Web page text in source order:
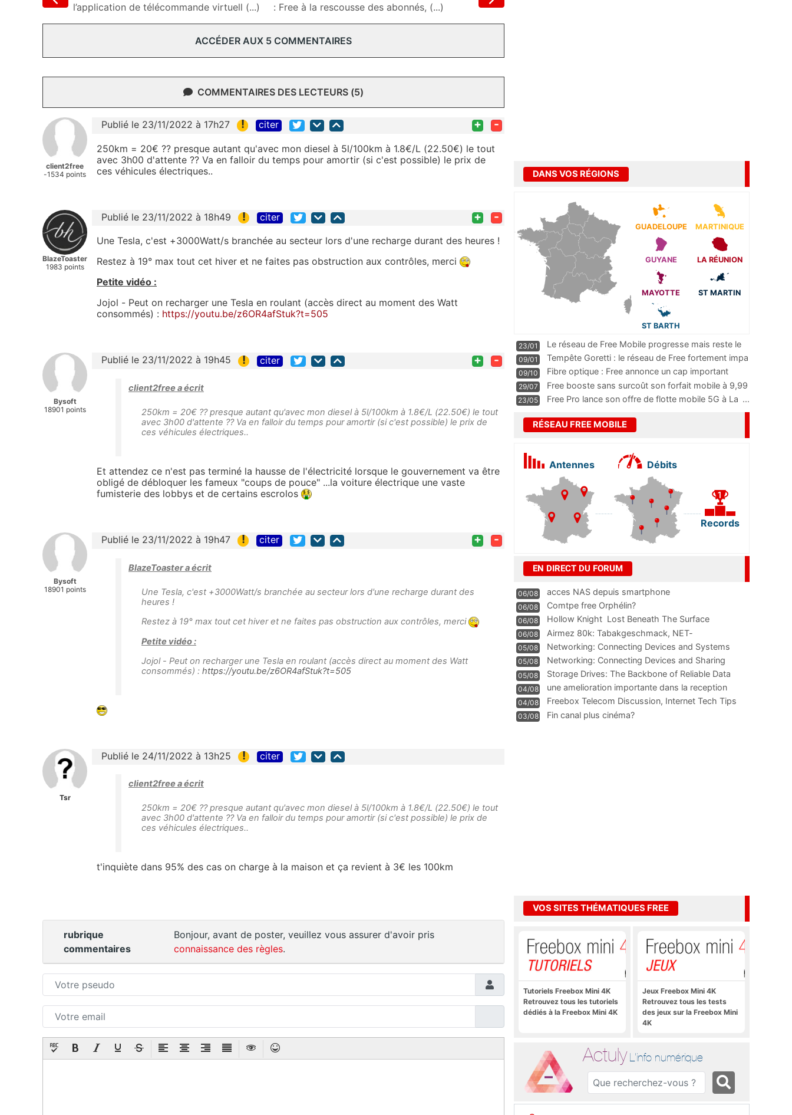
l’application de télécommande virtuell (...)
: Free à la rescousse des abonnés, (...)
ACCÉDER AUX 5 COMMENTAIRES
COMMENTAIRES DES LECTEURS (5)
client2free
-1534 points
Publié le 23/11/2022 à 17h27 ! citer + -
250km = 20€ ?? presque autant qu'avec mon diesel à 5l/100km à 1.8€/L (22.50€) le tout
avec 3h00 d'attente ?? Va en falloir du temps pour amortir (si c'est possible) le prix de
ces véhicules électriques..
BlazeToaster
1983 points
Publié le 23/11/2022 à 18h49 ! citer + -
Une Tesla, c'est +3000Watt/s branchée au secteur lors d'une recharge durant des heures !
Restez à 19° max tout cet hiver et ne faites pas obstruction aux contrôles, merci
Petite vidéo :
Jojol - Peut on recharger une Tesla en roulant (accès direct au moment des Watt
consommés) : https://youtu.be/z6OR4afStuk?t=505
Bysoft
18901 points
Publié le 23/11/2022 à 19h45 ! citer + -
client2free a écrit
250km = 20€ ?? presque autant qu'avec mon diesel à 5l/100km à 1.8€/L (22.50€) le tout
avec 3h00 d'attente ?? Va en falloir du temps pour amortir (si c'est possible) le prix de
ces véhicules électriques..
Et attendez ce n'est pas terminé la hausse de l'électricité lorsque le gouvernement va être
obligé de débloquer les fameux "coups de pouce" ...la voiture électrique une vaste
fumisterie des lobbys et de certains escrolos
Bysoft
18901 points
Publié le 23/11/2022 à 19h47 ! citer + -
BlazeToaster a écrit
Une Tesla, c'est +3000Watt/s branchée au secteur lors d'une recharge durant des
heures !
Restez à 19° max tout cet hiver et ne faites pas obstruction aux contrôles, merci
Petite vidéo :
Jojol - Peut on recharger une Tesla en roulant (accès direct au moment des Watt
consommés) : https://youtu.be/z6OR4afStuk?t=505
Tsr
Publié le 24/11/2022 à 13h25 ! citer
client2free a écrit
250km = 20€ ?? presque autant qu'avec mon diesel à 5l/100km à 1.8€/L (22.50€) le tout
avec 3h00 d'attente ?? Va en falloir du temps pour amortir (si c'est possible) le prix de
ces véhicules électriques..
t'inquiète dans 95% des cas on charge à la maison et ça revient à 3€ les 100km
rubrique
commentaires
Bonjour, avant de poster, veuillez vous assurer d'avoir pris
connaissance des règles.
DANS VOS RÉGIONS
GUADELOUPE MARTINIQUE
GUYANE LA RÉUNION
MAYOTTE ST MARTIN
ST BARTH
23/01
Le réseau de Free Mobile progresse mais reste le
m
...
09/01
Tempête Goretti : le réseau de Free fortement impa
09/10
Fibre optique : Free annonce un cap important
pass
...
29/07
Free booste sans surcoût son forfait mobile à 9,99
23/05 Free Pro lance son offre de flotte mobile 5G à La ...
RÉSEAU FREE MOBILE
Antennes Débits
Records
EN DIRECT DU FORUM
06/08 acces NAS depuis smartphone
06/08 Comtpe free Orphélin?
06/08 Hollow Knight  Lost Beneath The Surface
06/08
Airmez 80k: Tabakgeschmack, NET-
Technologie und Leistung im
05/08 Networking: Connecting Devices and Systems
05/08
Networking: Connecting Devices and Sharing
Information
05/08
Storage Drives: The Backbone of Reliable Data
Management
04/08
une amelioration importante dans la reception
WIFI
04/08
Freebox Telecom Discussion, Internet Tech Tips
Communi
03/08 Fin canal plus cinéma?
VOS SITES THÉMATIQUES FREE
Tutoriels Freebox Mini 4K
Retrouvez tous les tutoriels
dédiés à la Freebox Mini 4K
Jeux Freebox Mini 4K
Retrouvez tous les tests
des jeux sur la Freebox Mini
4K
Actuly L'info numérique